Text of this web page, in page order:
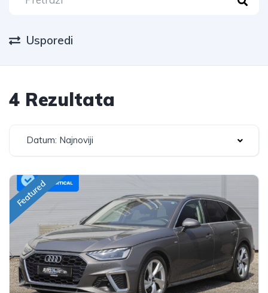
Usporedi
4 Rezultata
Datum: Najnoviji
Featured